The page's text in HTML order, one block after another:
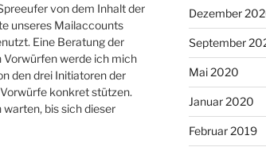
von dem Inhalt der
unseres Mailaccounts
Eine Beratung der
Vorwürfen werde ich mich
den drei Initiatoren der
konkret stützen.
bis sich dieser
Dezember
September
Mai 2020
Januar 2020
Februar 2019